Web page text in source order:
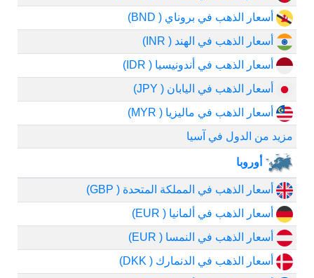
أسعار الذهب في بروناي ( BND)
أسعار الذهب في الهند ( INR)
أسعار الذهب في أندونيسيا ( IDR)
أسعار الذهب في اليابان ( JPY)
أسعار الذهب في ماليزيا ( MYR)
مزيد من الدول في آسيا
أوروبا
أسعار الذهب في المملكة المتحدة ( GBP)
أسعار الذهب في ألمانيا ( EUR)
أسعار الذهب في النمسا ( EUR)
أسعار الذهب في الدنمارك ( DKK)